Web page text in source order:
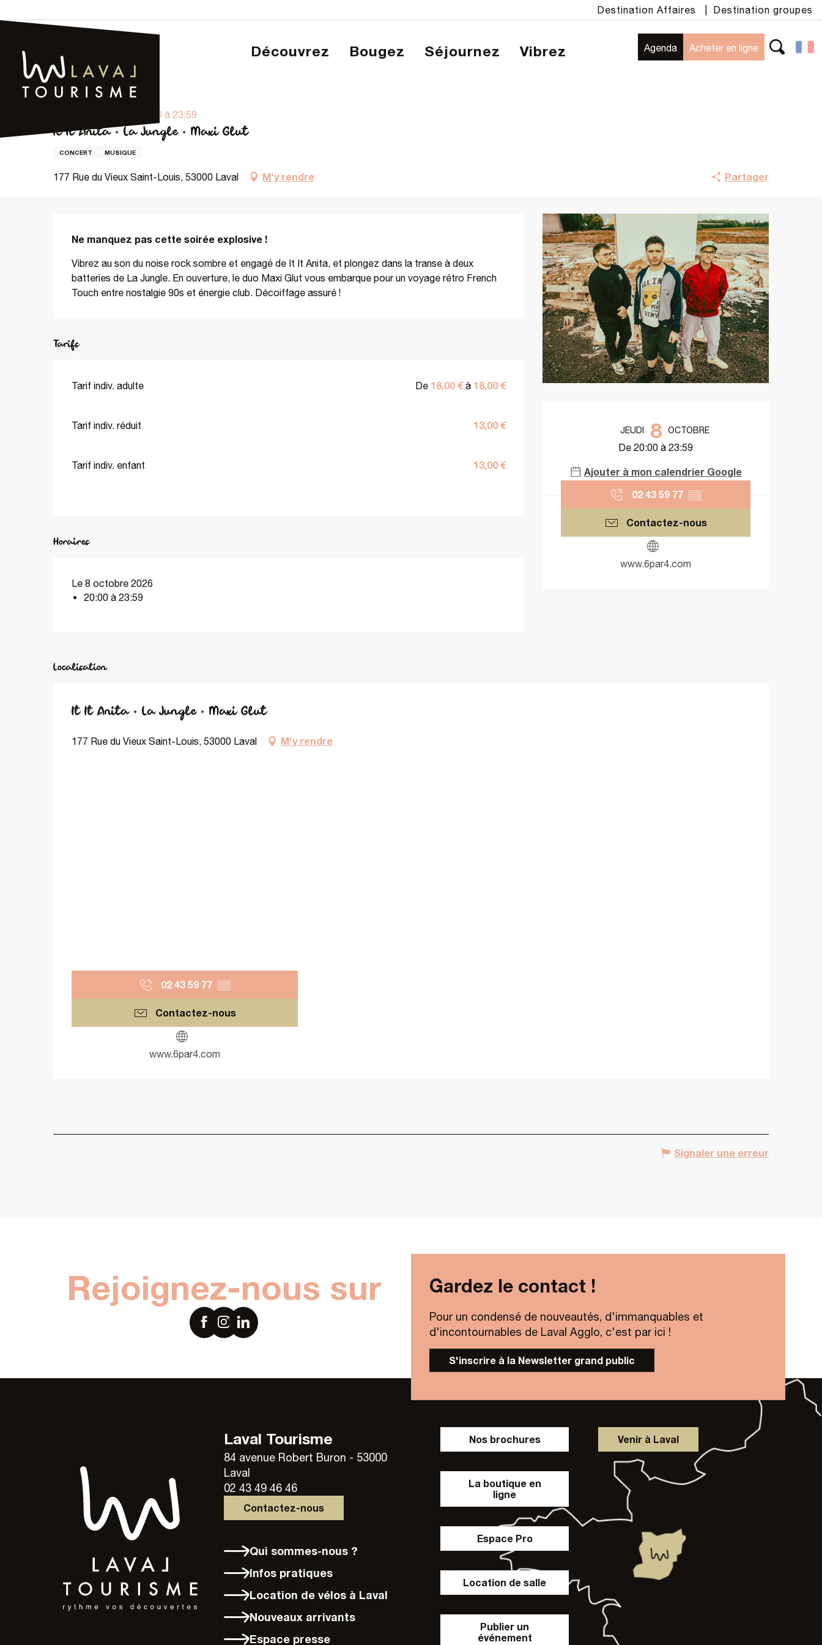
au
principal
Agenda Acheter en ligne
Recherche
Destination Affaires Destination groupes
Découvrez Bougez Séjournez Vibrez
Page d’accueil – Tourisme
Jeudi 8 octobre de 20:00 à 23:59
It It Anita + La Jungle + Maxi Glut
CONCERT MUSIQUE
177 Rue du Vieux Saint-Louis, 53000 Laval M'y rendre Partager
JEUDI 8 OCTOBRE
De 20:00 à 23:59
Ajouter à mon calendrier Google
02 43 59 77 ▒▒
Contactez-nous
www.6par4.com
Ne manquez pas cette soirée explosive !
Vibrez au son du noise rock sombre et engagé de It It Anita, et plongez dans la transe à deux
batteries de La Jungle. En ouverture, le duo Maxi Glut vous embarque pour un voyage rétro French
Touch entre nostalgie 90s et énergie club. Décoiffage assuré !
Tarifs
Tarif indiv. adulte De 16,00 € à 18,00 €
Tarif indiv. réduit 13,00 €
Tarif indiv. enfant 13,00 €
Horaires
Le 8 octobre 2026
20:00 à 23:59
Localisation
It It Anita + La Jungle + Maxi Glut
177 Rue du Vieux Saint-Louis, 53000 Laval M'y rendre
02 43 59 77 ▒▒
Contactez-nous
www.6par4.com
Signaler une erreur
Rejoignez-nous sur Gardez le contact !
Pour un condensé de nouveautés, d'immanquables et
d'incontournables de Laval Agglo, c'est par ici !
S'inscrire à la Newsletter grand public
Laval Tourisme
84 avenue Robert Buron - 53000
Laval
02 43 49 46 46
Contactez-nous
Qui sommes-nous ?
Infos pratiques
Location de vélos à Laval
Nouveaux arrivants
Espace presse
Nos brochures
La boutique en
ligne
Espace Pro
Location de salle
Publier un
événement
Venir à Laval